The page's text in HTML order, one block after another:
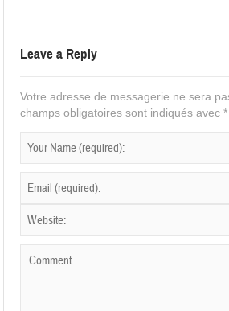
Leave a Reply
Votre adresse de messagerie ne sera
champs obligatoires sont indiqués avec*